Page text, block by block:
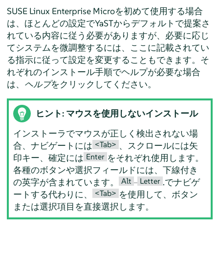
SUSE Linux Enterprise Microを初めて使用する場合
は、ほとんどの設定でYaSTからデフォルトで提案さ
れている内容に従う必要がありますが、必要に応じ
てシステムを微調整するには、ここに記載されてい
る指示に従って設定を変更することもできます。そ
れぞれのインストール手順でヘルプが必要な場合
は、 ヘルプをクリックしてください。
ヒント: マウスを使用しないインストール
インストーラでマウスが正しく検出されない場
合、ナビゲートには <Tab> 、スクロールには矢
印キー、確定には Enter をそれぞれ使用します。
各種のボタンや選択フィールドには、下線付き
の英字が含まれています。
Alt – Letter .でナビゲ
ートする代わりに、
<Tab> を使用して、ボタン
または選択項目を直接選択します。